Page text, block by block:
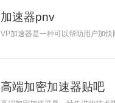
加速器pnv
VP加速器是一种可以帮助用户加
高端加密加速器贴吧